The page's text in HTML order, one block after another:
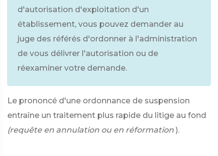
d'autorisation d'exploitation d'un
établissement, vous pouvez demander au
juge des référés d'ordonner à l'administration
de vous délivrer l'autorisation ou de
réexaminer votre demande.
Le prononcé d'une ordonnance de suspension
entraîne un traitement plus rapide du litige au fond
(requête en annulation ou en réformation ).